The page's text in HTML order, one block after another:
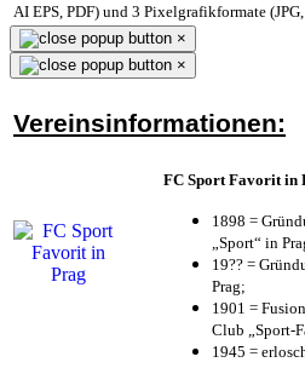
AI EPS, PDF) und 3 Pixelgrafikformate
×
×
Vereinsinformationen:
FC Sport Favorit in
1898 =
„Sport“ in
19?? =
Prag;
1901 =
Club „Sport-
1945 =